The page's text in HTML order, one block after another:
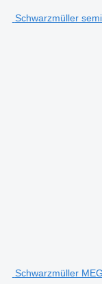
Schwarzmüller
Schwarzmüller